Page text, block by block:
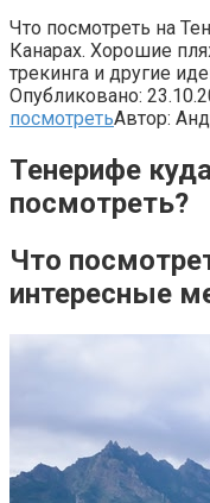
Что посмотреть на
Канарах. Хорошие
трекинга и другие
Опубликовано:
посмотретьАвтор:
Тенерифе
посмотреть?
Что
интересные